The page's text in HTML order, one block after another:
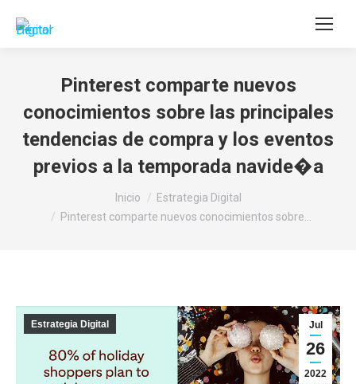
Buscar:
Pinterest comparte nuevos
conocimientos sobre las principales
tendencias de compra y los eventos
previos a la temporada navide�a
Inicio
Estrategia Digital
Pinterest comparte nuevos conocimientos sobre…
Jul
26
2022
Estrategia Digital